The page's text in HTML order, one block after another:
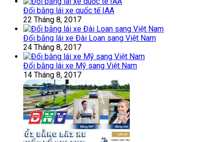
Đổi bằng lái xe quốc tế IAA
22 Tháng 8, 2017
Đổi bằng lái xe Đài Loan sang Việt Nam
24 Tháng 8, 2017
Đổi bằng lái xe Mỹ sang Việt Nam
14 Tháng 8, 2017